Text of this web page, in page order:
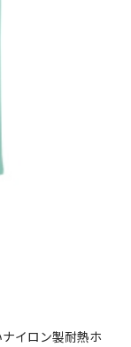
イロン製耐熱ホ